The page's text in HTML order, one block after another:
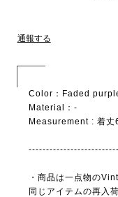
通報する
Color：Faded
Material：-
Measurement : 着丈
・商品は一点物の
同じアイテムの再入